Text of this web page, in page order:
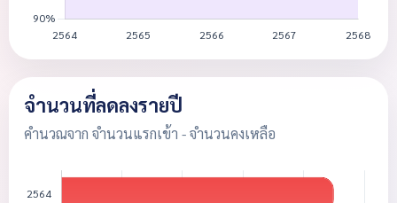
จำนวนที่ลดลงรายปี
คำนวณจาก จำนวนแรกเข้า - จำนวนคงเหลือ